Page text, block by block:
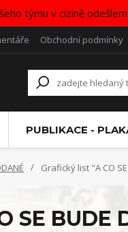
týmu v cizině
Obchodní podmínky
PUBLIKACE -
Grafický list "A CO SE
SE BUDE